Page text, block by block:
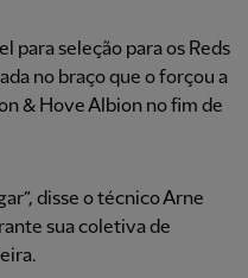
para seleção para os Reds
no braço que o forçou a
& Hove Albion no fim de
disse o técnico Arne
sua coletiva de